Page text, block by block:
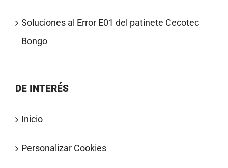
Soluciones al Error E01 del patinete Cecotec
Bongo
DE INTERÉS
Inicio
Personalizar Cookies